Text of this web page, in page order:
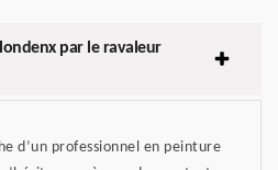
par le ravaleur
d’un professionnel en peinture